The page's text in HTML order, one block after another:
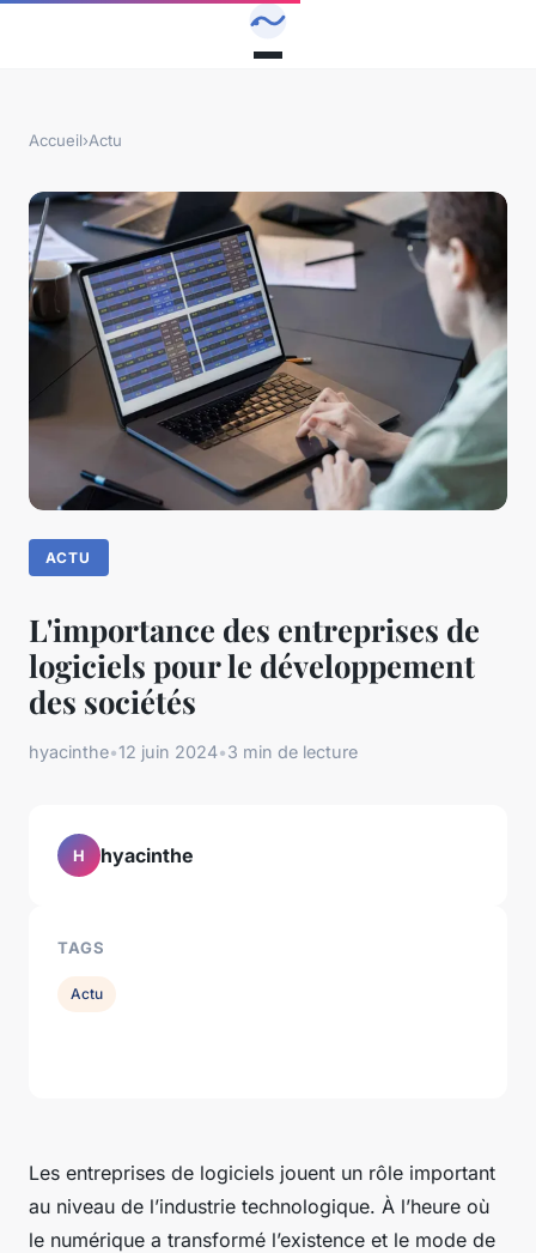
Accueil›Actu
ACTU
L'importance des entreprises de
logiciels pour le développement
des sociétés
hyacinthe•12 juin 2024•3 min de lecture
Les entreprises de logiciels jouent un rôle important
au niveau de l’industrie technologique. À l’heure où
le numérique a transformé l’existence et le mode de
H hyacinthe
TAGS
Actu